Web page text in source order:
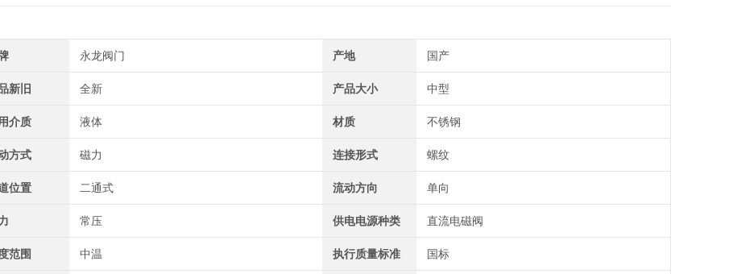
永龙阀门 产地 国产
新旧 全新 产品大小 中型
介质 液体 材质 不锈钢
方式 磁力 连接形式 螺纹
位置 二通式 流动方向 单向
常压 供电电源种类 直流电磁阀
范围 中温 执行质量标准 国标